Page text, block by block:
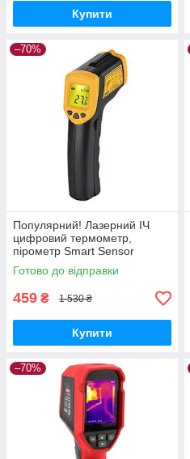
Купити
–70%
Популярний! Лазерний ІЧ
цифровий термометр,
пірометр Smart Sensor
AR360A+ - Краща якість
тільки на Nukleon.com.ua
Готово до відправки
459 ₴ 1 530 ₴
Купити
–70%